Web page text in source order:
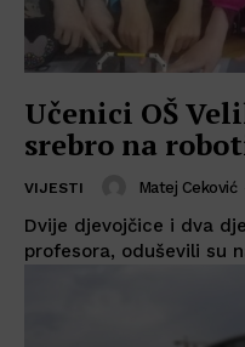
Učenici OŠ
srebro na
VIJESTI Matej Ceković
Dvije djevojčice i dva
profesora, oduševili su